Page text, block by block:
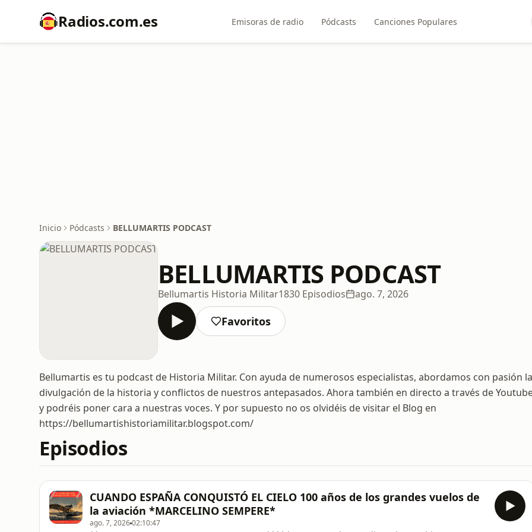
Radios.com.es Emisoras de radio Pódcasts Canciones Populares
Inicio Pódcasts BELLUMARTIS PODCAST
BELLUMARTIS PODCAST
Bellumartis Historia Militar1830 Episodios ago. 7, 2026
Favoritos
Bellumartis es tu podcast de Historia Militar. Con ayuda de numerosos especialistas, abordamos con pasión la
divulgación de la historia y conflictos de nuestros antepasados. Ahora también en directo a través de
y podréis poner cara a nuestras voces. Y por supuesto no os olvidéis de visitar el Blog en
https://bellumartishistoriamilitar.blogspot.com/
Episodios
CUANDO ESPAÑA CONQUISTÓ EL CIELO 100 años de los grandes vuelos de
la aviación *MARCELINO SEMPERE*
ago. 7, 202602:10:47